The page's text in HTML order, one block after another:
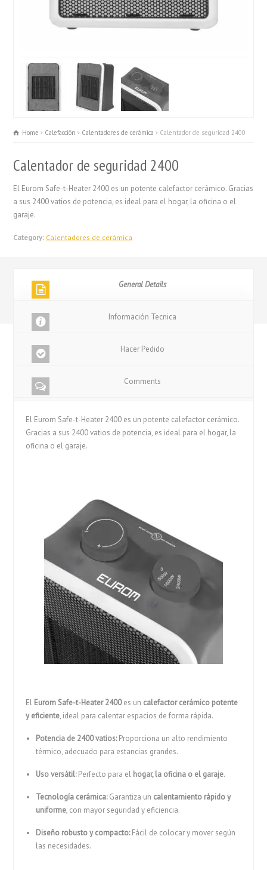
Home Calefacciön Calentadores de cerámica Calentador de seguridad 2400
Calentador de seguridad 2400
El Eurom Safe-t-Heater 2400 es un potente calefactor cerámico. Gracias
a sus 2400 vatios de potencia, es ideal para el hogar, la oficina o el
garaje.
Category: Calentadores de cerámica
General Details
Información Tecnica
Hacer Pedido
Comments
El Eurom Safe-t-Heater 2400 es un potente calefactor cerámico.
Gracias a sus 2400 vatios de potencia, es ideal para el hogar, la
oficina o el garaje.
El Eurom Safe-t-Heater 2400es un calefactor cerámico potente
y eficiente, ideal para calentar espacios de forma rápida.
Potencia de 2400 vatios:Proporciona un alto rendimiento
térmico, adecuado para estancias grandes.
Uso versátil:Perfecto para el hogar, la oficina o el garaje.
Tecnología cerámica:Garantiza un calentamiento rápido y
uniforme, con mayor seguridad y eficiencia.
Diseño robusto y compacto:Fácil de colocar y mover según
las necesidades.